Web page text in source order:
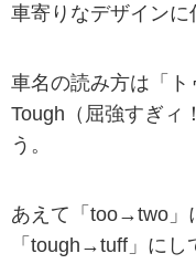
車寄りなデザインに
車名の読み方は「
Tough（屈強すぎィ
う。
あえて「too→two」
「tough→tuff」に